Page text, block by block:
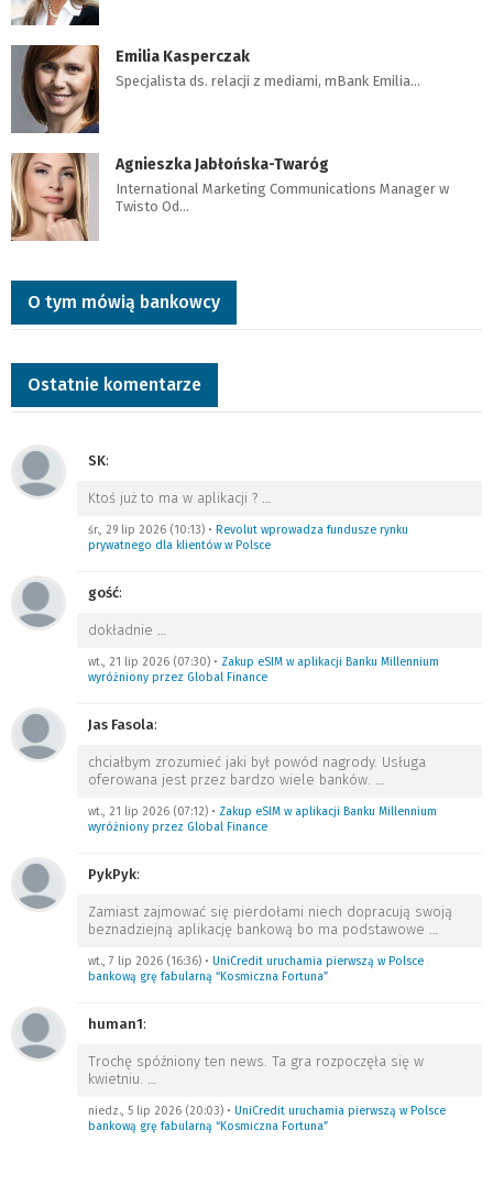
Emilia Kasperczak
Specjalista ds. relacji z mediami, mBank Emilia…
Agnieszka Jabłońska-Twaróg
International Marketing Communications Manager w
Twisto Od…
O tym mówią bankowcy
Ostatnie komentarze
SK:
Ktoś już to ma w aplikacji ? …
śr., 29 lip 2026 (10:13) • Revolut wprowadza fundusze rynku
prywatnego dla klientów w Polsce
gość:
dokładnie …
wt., 21 lip 2026 (07:30) • Zakup eSIM w aplikacji Banku Millennium
wyróżniony przez Global Finance
Jas Fasola:
chciałbym zrozumieć jaki był powód nagrody. Usługa
oferowana jest przez bardzo wiele banków. …
wt., 21 lip 2026 (07:12) • Zakup eSIM w aplikacji Banku Millennium
wyróżniony przez Global Finance
PykPyk:
Zamiast zajmować się pierdołami niech dopracują swoją
beznadziejną aplikację bankową bo ma podstawowe …
wt., 7 lip 2026 (16:36) • UniCredit uruchamia pierwszą w Polsce
bankową grę fabularną “Kosmiczna Fortuna”
human1:
Trochę spóźniony ten news. Ta gra rozpoczęła się w
kwietniu. …
niedz., 5 lip 2026 (20:03) • UniCredit uruchamia pierwszą w Polsce
bankową grę fabularną “Kosmiczna Fortuna”